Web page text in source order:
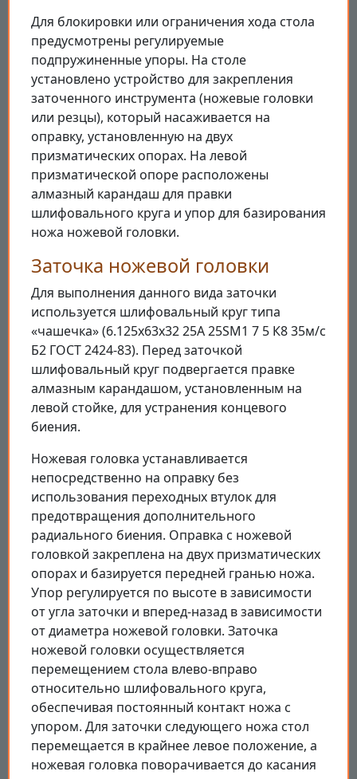
Для блокировки или ограничения хода стола
предусмотрены регулируемые
подпружиненные упоры. На столе
установлено устройство для закрепления
заточенного инструмента (ножевые головки
или резцы), который насаживается на
оправку, установленную на двух
призматических опорах. На левой
призматической опоре расположены
алмазный карандаш для правки
шлифовального круга и упор для базирования
ножа ножевой головки.
Заточка ножевой головки
Для выполнения данного вида заточки
используется шлифовальный круг типа
«чашечка» (6.125х63х32 25А 25SM1 7 5 К8 35м/с
Б2 ГОСТ 2424-83). Перед заточкой
шлифовальный круг подвергается правке
алмазным карандашом, установленным на
левой стойке, для устранения концевого
биения.
Ножевая головка устанавливается
непосредственно на оправку без
использования переходных втулок для
предотвращения дополнительного
радиального биения. Оправка с ножевой
головкой закреплена на двух призматических
опорах и базируется передней гранью ножа.
Упор регулируется по высоте в зависимости
от угла заточки и вперед-назад в зависимости
от диаметра ножевой головки. Заточка
ножевой головки осуществляется
перемещением стола влево-вправо
относительно шлифовального круга,
обеспечивая постоянный контакт ножа с
упором. Для заточки следующего ножа стол
перемещается в крайнее левое положение, а
ножевая головка поворачивается до касания